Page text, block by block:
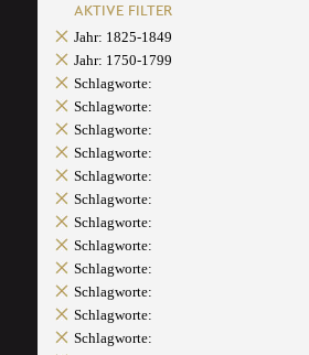
AKTIVE FILTER
Jahr: 1825-1849
Jahr: 1750-1799
Schlagworte:
Schlagworte:
Schlagworte:
Schlagworte:
Schlagworte:
Schlagworte:
Schlagworte:
Schlagworte:
Schlagworte:
Schlagworte:
Schlagworte:
Schlagworte: